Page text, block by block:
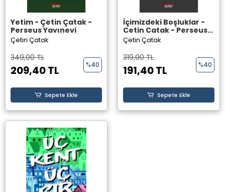
Yetim - Çetin Çatak -
Perseus Yayınevi
Çetin Çatak
349,00 TL
209,40 TL %40
Sepete Ekle
İçimizdeki Boşluklar -
Çetin Çatak - Perseus
Yayınevi
Çetin Çatak
319,00 TL
191,40 TL %40
Sepete Ekle